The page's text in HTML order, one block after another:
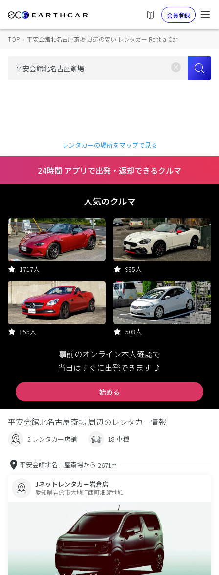
会員登録
TOP › 平安会館北名古屋斎場 周辺の安い レンタカー Rent-a-Car
レンタカーの場所をマップで見る
24時間 アプリで出発・返却できるクルマ
人気のクルマ
1717人 985人
853人 508人
事前のオンライン本人確認で
当日はすぐに出発できます ♪
始める
平安会館北名古屋斎場 周辺のレンタカー情報
2 レンタカー店舗 18 車種
平安会館北名古屋斎場から 2671m
Jネットレンタカー岩倉店
愛知県岩倉市大地町西町畑3番地1